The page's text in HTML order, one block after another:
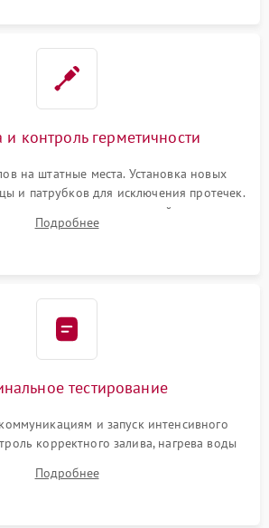
и контроль герметичности
на штатные места. Установка новых
и патрубков для исключения протечек.
хомутов гидравлической системы,
и установка датчика поплавка.
Подробнее
тестирование
и запуск интенсивного
корректного залива, нагрева воды
отсутствия посторонних шумов,
и абсолютной сухости в поддоне.
Подробнее